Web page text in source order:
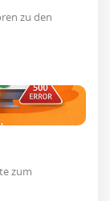
zu den
zum